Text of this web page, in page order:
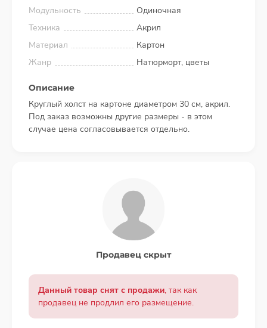
Модульность
Одиночная
Техника
Акрил
Материал
Картон
Жанр
Натюрморт, цветы
Описание
Круглый холст на картоне диаметром 30 см, акрил.
Под заказ возможны другие размеры - в этом
случае цена согласовывается отдельно.
Продавец скрыт
Данный товар снят с продажи, так как
продавец не продлил его размещение.